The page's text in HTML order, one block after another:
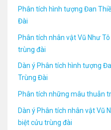
Phân tích hình tượng Đan
Đài
Phân tích nhân vật Vũ Như
trùng đài
Dàn ý Phân tích hình tượng
Trùng Đài
Phân tích những mâu thuẫn
Dàn ý Phân tích nhân vật Vũ
biệt cửu trùng đài